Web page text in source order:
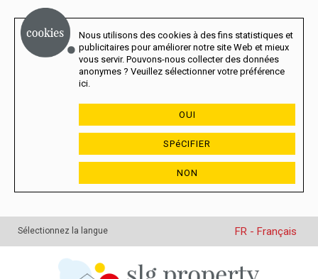
Nous utilisons des cookies à des fins statistiques et
publicitaires pour améliorer notre site Web et mieux
vous servir. Pouvons-nous collecter des données
anonymes ? Veuillez sélectionner votre préférence
ici.
OUI
SPéCIFIER
NON
Sélectionnez la langue FR - Français